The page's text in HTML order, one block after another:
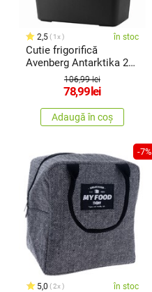
2,5 1x în stoc
Cutie frigorifică
Avenberg Antarktika 24
106,99 lei
78,99 lei
Adaugă în coș
-7%
5,0 2x în stoc